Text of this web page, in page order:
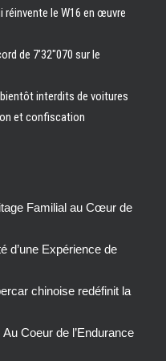
réinvente le W16 en œuvre
de 7’32″070 sur le
interdits de voitures
et confiscation
Familial au Cœur de
d’une Expérience de
chinoise redéfinit la
Coeur de l’Endurance